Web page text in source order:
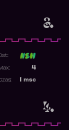
3.
4.
4
msc